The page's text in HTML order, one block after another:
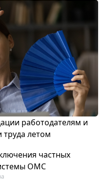
работодателям и
летом
частных
ОМС